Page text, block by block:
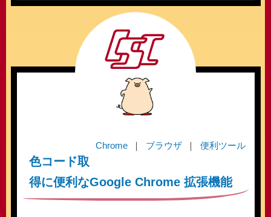
Chrome ブラウザ 便利ツール
色コード取
得に便利なGoogle Chrome 拡張機能